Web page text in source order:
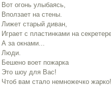
Вот огонь улыбаясь,
Вползает на стены.
Лижет старый диван,
Играет с пластинками на
А за окнами...
Люди.
Бешено воет пожарка
Это шоу для Вас!
Чтоб вам стало немножечко жарко!